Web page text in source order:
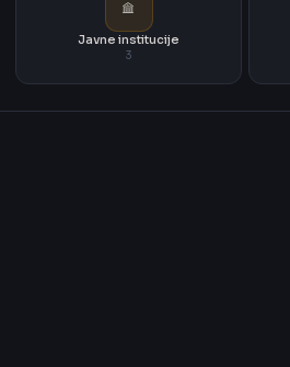
Javne institucije
3